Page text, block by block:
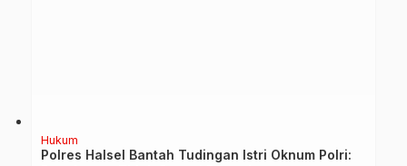
Hukum
Polres Halsel Bantah Tudingan Istri Oknum Polri: